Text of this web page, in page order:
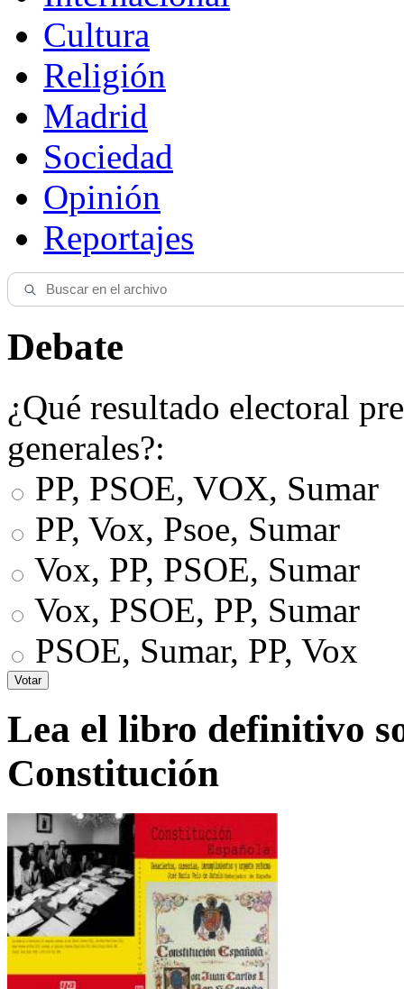
Cultura
Religión
Madrid
Sociedad
Opinión
Reportajes
Debate
¿Qué resultado electoral
generales?:
PP, PSOE, VOX, Sumar
PP, Vox, Psoe, Sumar
Vox, PP, PSOE, Sumar
Vox, PSOE, PP, Sumar
PSOE, Sumar, PP, Vox
Lea el libro definitivo
Constitución